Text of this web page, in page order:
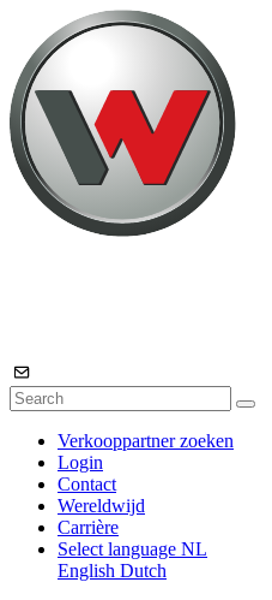
Verkooppartner zoeken
Login
Contact
Wereldwijd
Carrière
Select language NL
English Dutch